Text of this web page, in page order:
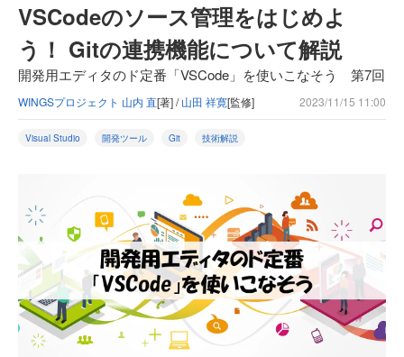
VSCodeのソース管理をはじめよ
う！ Gitの連携機能について解説
開発用エディタのド定番「VSCode」を使いこなそう 第7回
WINGSプロジェクト 山内 直[著] /山田 祥寛[監修] 2023/11/15 11:00
Visual Studio 開発ツール Git 技術解説